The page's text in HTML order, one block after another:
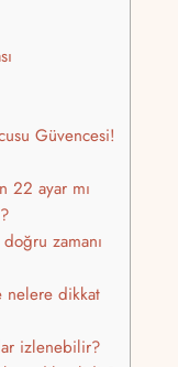
Güvencesi!
22 ayar mı
doğru zamanı
nelere dikkat
izlenebilir?